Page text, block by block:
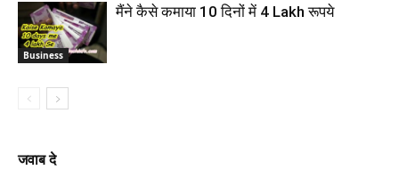
Business
मैंने कैसे कमाया 10 दिनों में 4 Lakh रूपये
जवाब दे